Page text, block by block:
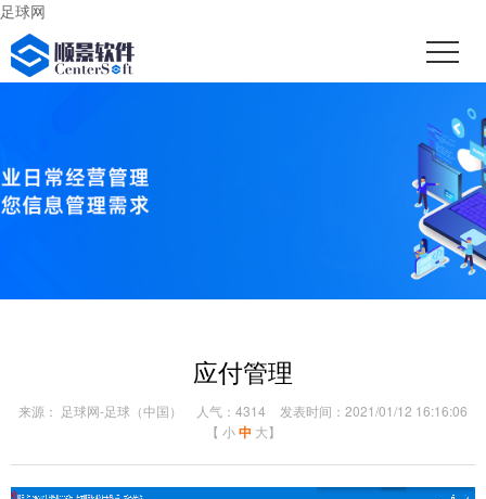
足球网
应付管理
来源： 足球网-足球（中国） 人气：4314
发表时间：2021/01/12 16:16:06
【 小 中 大】